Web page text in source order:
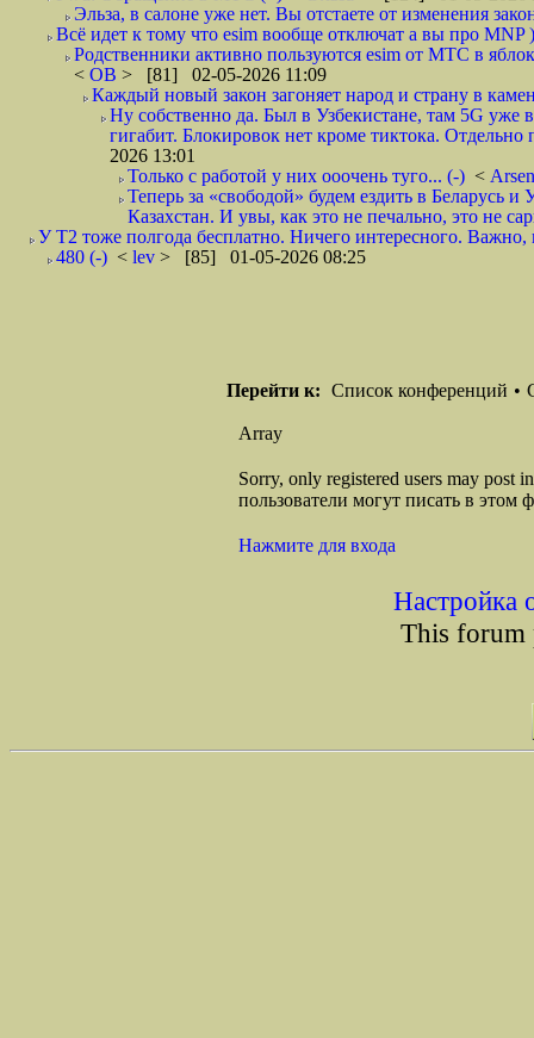
Эльза, в салоне уже нет. Вы отстаете от изменения
Всё идет к тому что esim вообще отключат а вы про MNP
Родственники активно пользуются esim от МТС в
< ОВ > [81] 02-05-2026 11:09
Каждый новый закон загоняет народ и страну в
Ну собственно да. Был в Узбекистане, там 5G уже
гигабит. Блокировок нет кроме тиктока.
2026 13:01
Только с работой у них ооочень туго... (-) <
Теперь за «свободой» будем ездить в Беларусь
Казахстан. И увы, как это не печально, это не
У Т2 тоже полгода бесплатно. Ничего интересного. Важно,
480 (-) < lev > [85] 01-05-2026 08:25
Перейти к: Список конференций •
Array
Sorry, only registered users may post
пользователи могут писать в этом
Нажмите для входа
Настройка
This